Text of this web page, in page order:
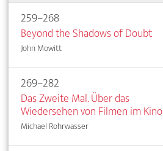
259–268
Beyond the Shadows of Doubt
John Mowitt
269–282
Das Zweite Mal. Über das
Wiedersehen von Filmen im Kino
Michael Rohrwasser